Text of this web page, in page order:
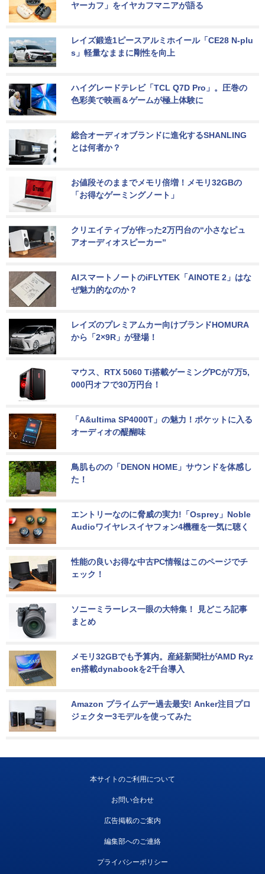
ヤーカフ」をイヤカフマニアが語る
レイズ鍛造1ピースアルミホイール「CE28 N-plu
s」軽量なままに剛性を向上
ハイグレードテレビ「TCL Q7D Pro」。圧巻の
色彩美で映画＆ゲームが極上体験に
総合オーディオブランドに進化するSHANLING
とは何者か？
お値段そのままでメモリ倍増！メモリ32GBの
「お得なゲーミングノート」
クリエイティブが作った2万円台の“小さなピュ
アオーディオスピーカー”
AIスマートノートのiFLYTEK「AINOTE 2」はな
ぜ魅力的なのか？
レイズのプレミアムカー向けブランドHOMURA
から「2×9R」が登場！
マウス、RTX 5060 Ti搭載ゲーミングPCが7万5,
000円オフで30万円台！
「A&ultima SP4000T」の魅力！ポケットに入る
オーディオの醍醐味
鳥肌ものの「DENON HOME」サウンドを体感し
た！
エントリーなのに脅威の実力!「Osprey」Noble
Audioワイヤレスイヤフォン4機種を一気に聴く
性能の良いお得な中古PC情報はこのページでチ
ェック！
ソニーミラーレス一眼の大特集！ 見どころ記事
まとめ
メモリ32GBでも予算内。産経新聞社がAMD Ryz
en搭載dynabookを2千台導入
Amazon プライムデー過去最安! Anker注目プロ
ジェクター3モデルを使ってみた
本サイトのご利用について
お問い合わせ
広告掲載のご案内
編集部へのご連絡
プライバシーポリシー